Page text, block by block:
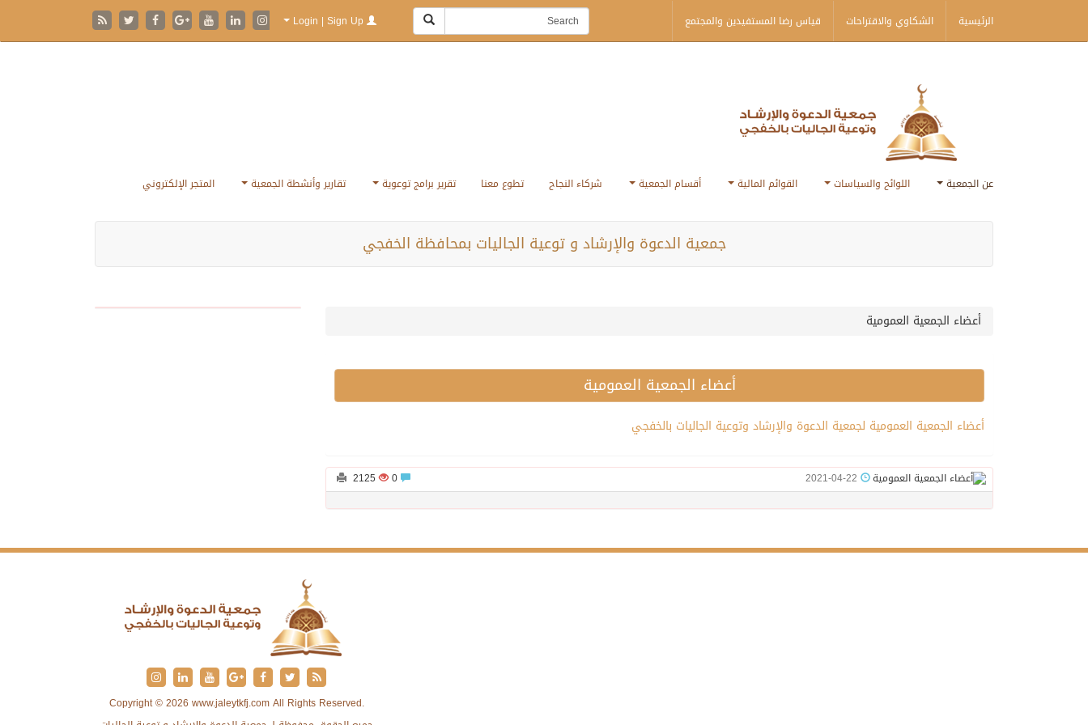
الرئيسية الشكاوي والاقتراحات قياس رضا المستفيدين والمجتمع
عن الجمعية اللوائح والسياسات القوائم المالية أقسام الجمعية شركاء النجاح تطوع معنا تقرير برامج توعوية تقارير وأنشطة الجمعية المتجر الإلكتروني
جمعية الدعوة والإرشاد و توعية الجاليات بمحافظة الخفجي
أعضاء الجمعية العمومية
أعضاء الجمعية العمومية
أعضاء الجمعية العمومية لجمعية الدعوة والإرشاد وتوعية الجاليات بالخفجي
2021-04-22
2125
Copyright © 2026 www.jaleytkfj.com All Rights Reserved.